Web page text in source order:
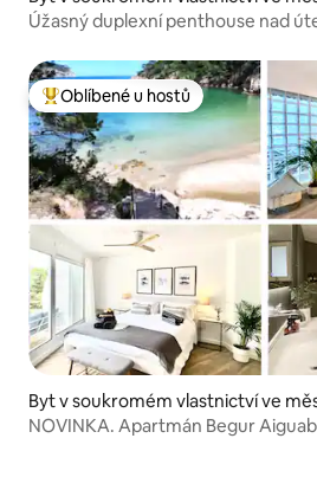
Palos
Úžasný duplexní penthouse nad
Nejlepší v kategorii Oblíbené u
Oblíbené u hostů
Byt v soukromém vlastnictví ve
NOVINKA. Apartmán Begur